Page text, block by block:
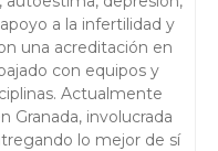
a la infertilidad y
una acreditación en
con equipos y
Actualmente
Granada, involucrada
lo mejor de sí